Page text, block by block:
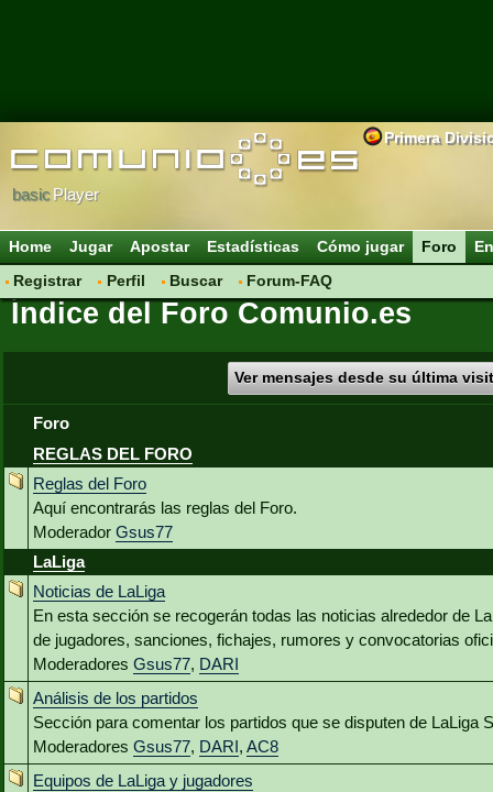
Primera
basicPlayer
Home Jugar Apostar Estadísticas Cómo jugar
Foro
Registrar
Perfil Buscar Forum-FAQ
Índice del Foro Comunio.es
Ver mensajes desde su última
Foro
REGLAS DEL FORO
Reglas del Foro
Aquí encontrarás las reglas del Foro.
Moderador Gsus77
LaLiga
Noticias de LaLiga
En esta sección se recogerán todas las noticias alrededor de
de jugadores, sanciones, fichajes, rumores y convocatorias
Moderadores Gsus77, DARI
Análisis de los partidos
Sección para comentar los partidos que se disputen de LaLiga
Moderadores Gsus77, DARI, AC8
Equipos de LaLiga y jugadores